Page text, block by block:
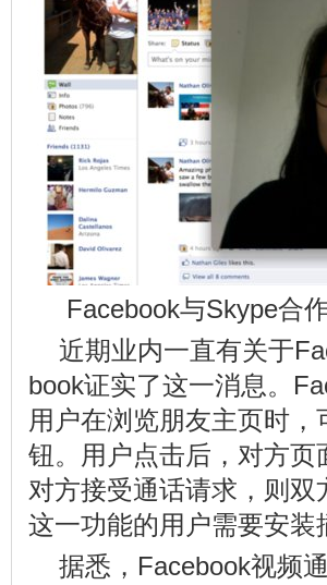
Facebook与Skype合
近期业内一直有关于
book证实了这一消息。
用户在浏览朋友主页时，
钮。用户点击后，对方页
对方接受通话请求，则
这一功能的用户需要安装
据悉，Facebook视频